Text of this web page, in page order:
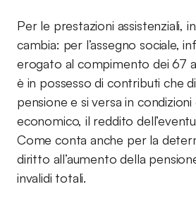
Per le prestazioni assistenziali,
cambia: per l’assegno sociale,
erogato al compimento dei 67
è in possesso di contributi che
pensione e si versa in condizioni
economico, il reddito
Come conta anche per la
diritto all’aumento della
invalidi totali.